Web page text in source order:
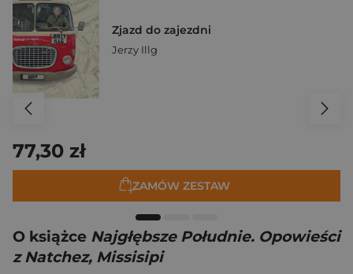
Zjazd do zajezdni
Jerzy Illg
77,30 zł
ZAMÓW ZESTAW
O książce Najgłębsze Południe. Opowieści
z Natchez, Missisipi